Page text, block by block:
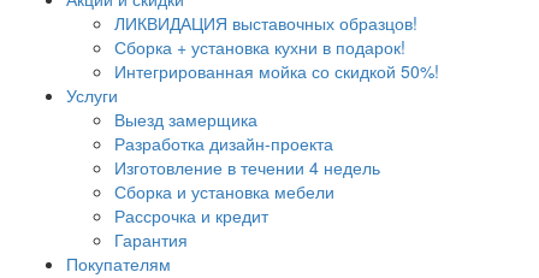
ЛИКВИДАЦИЯ выставочных образцов!
Сборка + установка кухни в подарок!
Интегрированная мойка со скидкой 50%!
Услуги
Выезд замерщика
Разработка дизайн-проекта
Изготовление в течении 4 недель
Сборка и установка мебели
Рассрочка и кредит
Гарантия
Покупателям